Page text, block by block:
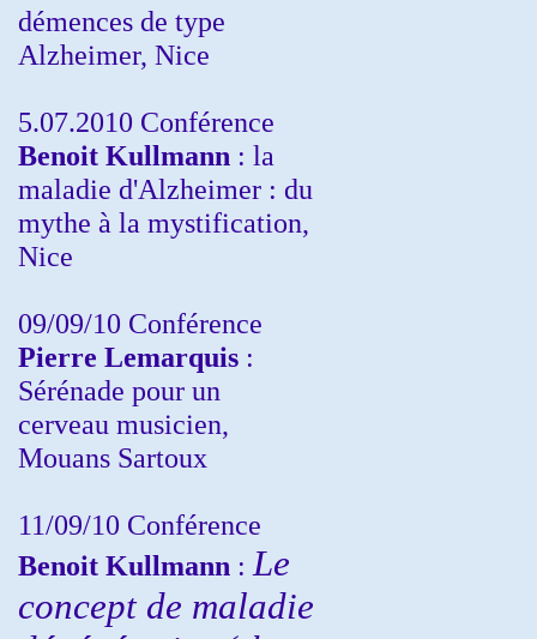
démences de type
Alzheimer, Nice
5.07.2010 Conférence
Benoit Kullmann : la
maladie d'Alzheimer : du
mythe à la mystification,
Nice
09/09/10 Conférence
Pierre Lemarquis :
Sérénade pour un
cerveau musicien,
Mouans Sartoux
11/09/10 Conférence
Benoit Kullmann : Le
concept de maladie